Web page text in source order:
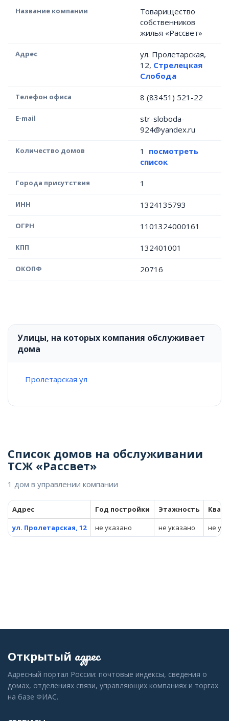
Название компании
Товарищество
собственников
жилья «Рассвет»
Адрес
ул. Пролетарская,
12, Стрелецкая
Слобода
Телефон офиса 8 (83451) 521-22
E-mail
str-sloboda-
924@yandex.ru
Количество домов 1 посмотреть
список
Города присутствия 1
ИНН 1324135793
ОГРН 1101324000161
КПП 132401001
ОКОПФ 20716
Улицы, на которых компания обслуживает
дома
Пролетарская ул
Список домов на обслуживании
ТСЖ «Рассвет»
1 дом в управлении компании
Адрес Год постройки Этажность
ул. Пролетарская, 12
не указано не указано не
Открытый адрес
Адресный портал России: почтовые индексы, сведения о
домах, отделениях связи, управляющих компаниях и торгах
на базе ФИАС.